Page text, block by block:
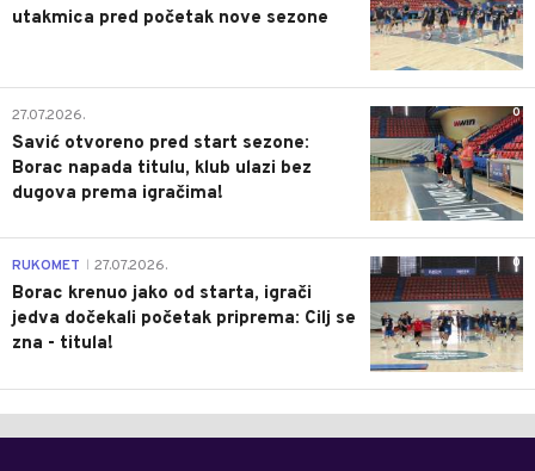
utakmica pred početak nove sezone
0
27.07.2026.
Savić otvoreno pred start sezone:
Borac napada titulu, klub ulazi bez
dugova prema igračima!
0
RUKOMET 27.07.2026.
Borac krenuo jako od starta, igrači
jedva dočekali početak priprema: Cilj se
zna - titula!